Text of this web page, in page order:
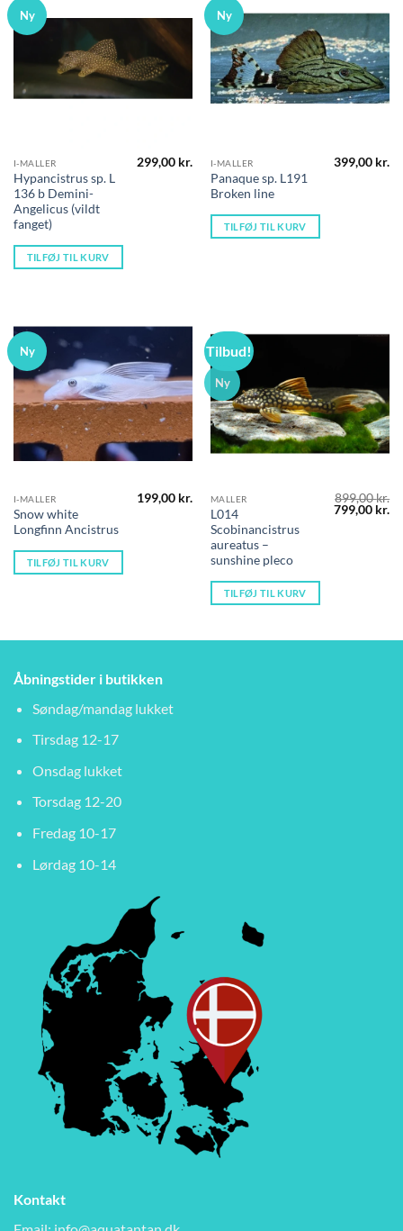
Ny
I-MALLER
Hypancistrus sp. L
136 b Demini-
Angelicus (vildt
fanget)
299,00 kr.
TILFØJ TIL KURV
Ny
I-MALLER
Panaque sp. L191
Broken line
399,00 kr.
TILFØJ TIL KURV
Ny
I-MALLER
Snow white
Longfinn Ancistrus
199,00 kr.
TILFØJ TIL KURV
Tilbud!
Ny
MALLER
L014
Scobinancistrus
aureatus –
sunshine pleco
899,00kr.
Den
oprindelige
799,00 kr.
TILFØJ TIL KURV
Åbningstider i butikken
Søndag/mandag lukket
Tirsdag 12-17
Onsdag lukket
Torsdag 12-20
Fredag 10-17
Lørdag 10-14
Kontakt